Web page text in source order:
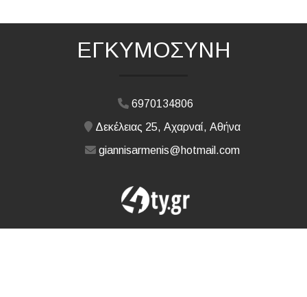
ΕΓΚΥΜΟΣΥΝΗ
6970134806
Δεκέλειας 25, Αχαρναί, Αθήνα
giannisarmenis@hotmail.com